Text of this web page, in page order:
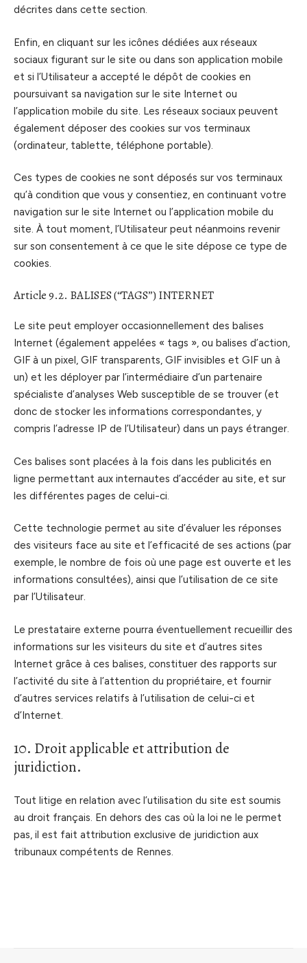
décrites dans cette section.
Enfin, en cliquant sur les icônes dédiées aux réseaux
sociaux figurant sur le site ou dans son application mobile
et si l’Utilisateur a accepté le dépôt de cookies en
poursuivant sa navigation sur le site Internet ou
l’application mobile du site. Les réseaux sociaux peuvent
également déposer des cookies sur vos terminaux
(ordinateur, tablette, téléphone portable).
Ces types de cookies ne sont déposés sur vos terminaux
qu’à condition que vous y consentiez, en continuant votre
navigation sur le site Internet ou l’application mobile du
site. À tout moment, l’Utilisateur peut néanmoins revenir
sur son consentement à ce que le site dépose ce type de
cookies.
Article 9.2. BALISES (“TAGS”) INTERNET
Le site peut employer occasionnellement des balises
Internet (également appelées « tags », ou balises d’action,
GIF à un pixel, GIF transparents, GIF invisibles et GIF un à
un) et les déployer par l’intermédiaire d’un partenaire
spécialiste d’analyses Web susceptible de se trouver (et
donc de stocker les informations correspondantes, y
compris l’adresse IP de l’Utilisateur) dans un pays étranger.
Ces balises sont placées à la fois dans les publicités en
ligne permettant aux internautes d’accéder au site, et sur
les différentes pages de celui-ci.
Cette technologie permet au site d’évaluer les réponses
des visiteurs face au site et l’efficacité de ses actions (par
exemple, le nombre de fois où une page est ouverte et les
informations consultées), ainsi que l’utilisation de ce site
par l’Utilisateur.
Le prestataire externe pourra éventuellement recueillir des
informations sur les visiteurs du site et d’autres sites
Internet grâce à ces balises, constituer des rapports sur
l’activité du site à l’attention du propriétaire, et fournir
d’autres services relatifs à l’utilisation de celui-ci et
d’Internet.
10. Droit applicable et attribution de
juridiction.
Tout litige en relation avec l’utilisation du site est soumis
au droit français. En dehors des cas où la loi ne le permet
pas, il est fait attribution exclusive de juridiction aux
tribunaux compétents de Rennes.